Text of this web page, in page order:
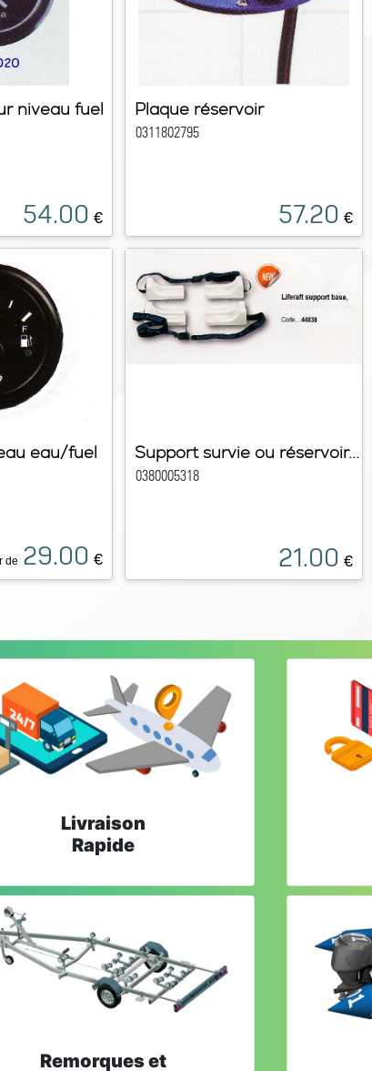
niveau fuel
54.00 €
Plaque réservoir
0311802795
57.20 €
eau/fuel
de 29.00 €
Support survie ou réservoir...
0380005318
21.00 €
Livraison
Rapide
Remorques et